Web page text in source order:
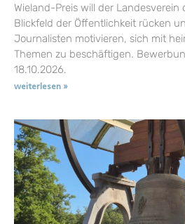
Wieland-Preis will der Landesverein
Blickfeld der Öffentlichkeit rücken
Journalisten motivieren, sich mit
Themen zu beschäftigen.
18.10.2026.
weiterlesen »